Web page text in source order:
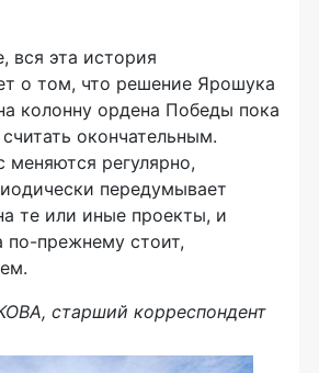
вся эта история
о том, что решение Ярошука
колонну ордена Победы пока
окончательным.
меняются регулярно,
передумывает
те или иные проекты, и
по-прежнему стоит,
старший корреспондент